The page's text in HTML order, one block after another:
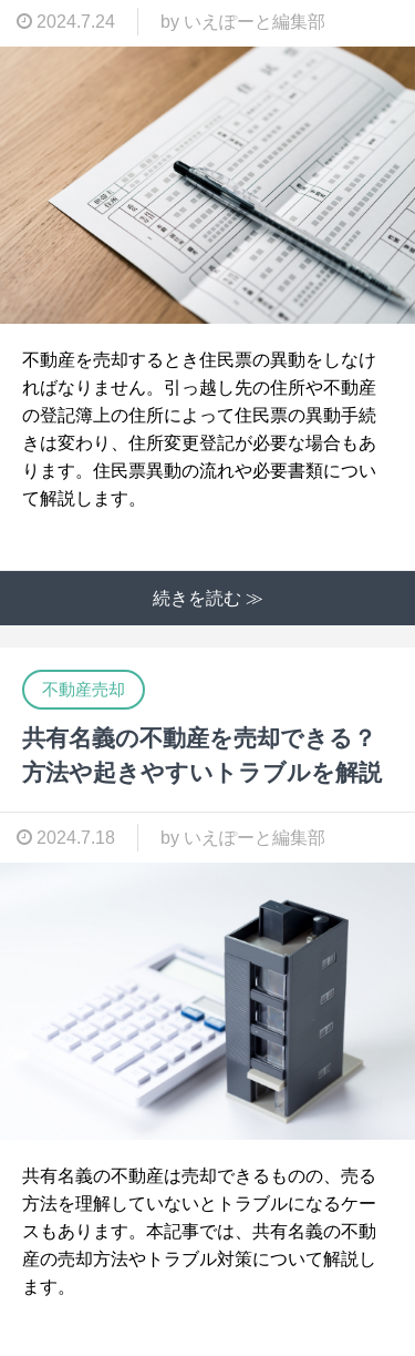
2024.7.24 by いえぽーと編集部
不動産を売却するとき住民票の異動をしなけ
ればなりません。引っ越し先の住所や不動産
の登記簿上の住所によって住民票の異動手続
きは変わり、住所変更登記が必要な場合もあ
ります。住民票異動の流れや必要書類につい
て解説します。
続きを読む ≫
不動産売却
共有名義の不動産を売却できる？
方法や起きやすいトラブルを解説
2024.7.18 by いえぽーと編集部
共有名義の不動産は売却できるものの、売る
方法を理解していないとトラブルになるケー
スもあります。本記事では、共有名義の不動
産の売却方法やトラブル対策について解説し
ます。